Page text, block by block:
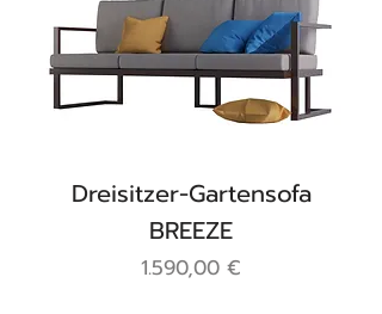
Dreisitzer-Gartensofa
BREEZE
Preis
1.590,00 €